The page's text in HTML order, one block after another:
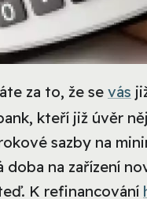
za to, že se vás
kteří již úvěr
sazby na
na zařízení
K refinancování